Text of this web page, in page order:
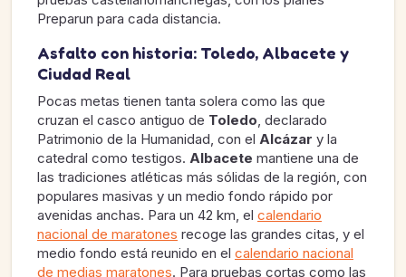
Preparun para cada distancia.
Asfalto con historia: Toledo, Albacete y
Ciudad Real
Pocas metas tienen tanta solera como las que
cruzan el casco antiguo de Toledo, declarado
Patrimonio de la Humanidad, con el Alcázar y la
catedral como testigos. Albacete mantiene una de
las tradiciones atléticas más sólidas de la región, con
populares masivas y un medio fondo rápido por
avenidas anchas. Para un 42 km, el calendario
nacional de maratones recoge las grandes citas, y el
medio fondo está reunido en el calendario nacional
de medias maratones. Para pruebas cortas como las